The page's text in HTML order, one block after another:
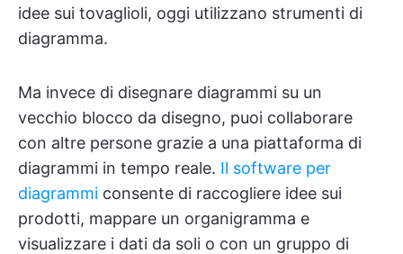
idee sui tovaglioli, oggi utilizzano strumenti di
diagramma.
Ma invece di disegnare diagrammi su un
vecchio blocco da disegno, puoi collaborare
con altre persone grazie a una piattaforma di
diagrammi in tempo reale. Il software per
diagrammi consente di raccogliere idee sui
prodotti, mappare un organigramma e
visualizzare i dati da soli o con un gruppo di